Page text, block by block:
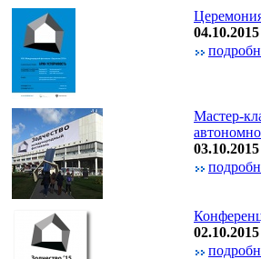
04.10.2015
Мастер-
03.10.2015
02.10.2015